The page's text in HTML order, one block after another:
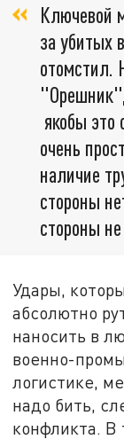
Ключевой
за убитых
отомстил.
якобы
очень
наличие
стороны
стороны
Удары,
абсолютно
наносить в
военно-
логистике,
надо бить,
конфликта. В